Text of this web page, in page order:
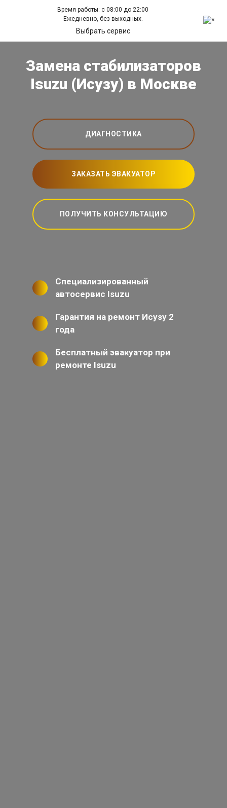
Время работы: с 08:00 до 22:00
Ежедневно, без выходных.
Выбрать сервис
Замена стабилизаторов
Isuzu (Исузу) в Москве
ДИАГНОСТИКА
ЗАКАЗАТЬ ЭВАКУАТОР
ПОЛУЧИТЬ КОНСУЛЬТАЦИЮ
Специализированный
автосервис Isuzu
Гарантия на ремонт Исузу 2
года
Бесплатный эвакуатор при
ремонте Isuzu